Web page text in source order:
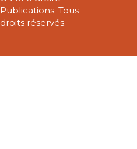
Publications. Tous
droits réservés.